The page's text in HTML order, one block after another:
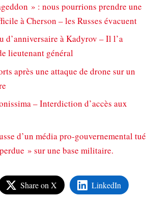
» : nous pourrions prendre une
à Cherson – les Russes évacuent
d’anniversaire à Kadyrov – Il l’a
lieutenant général
après une attaque de drone sur un
– Interdiction d’accès aux
d’un média pro-gouvernemental tué
» sur une base militaire.
Share on X LinkedIn